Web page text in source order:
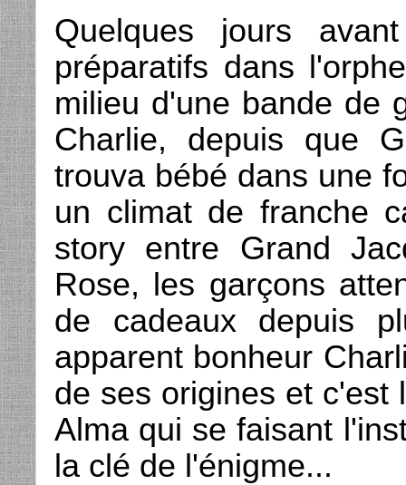
Quelques jours
préparatifs dans
milieu d'une bande de
Charlie, depuis que
trouva bébé dans une
un climat de franche
story entre Grand
Rose, les garçons
de cadeaux depuis
apparent bonheur
de ses origines et c'est
Alma qui se faisant
la clé de l'énigme...